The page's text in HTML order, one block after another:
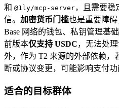
和 @1ly/mcp-server，且需要稳
信。 加密货币门槛也是重要障碍
Base 网络的钱包、私钥管理基
前版本仅支持 USDC，无法处
外，作为 T2 来源的外部依赖，
断或协议变更，可能影响支付功
适合的目标群体